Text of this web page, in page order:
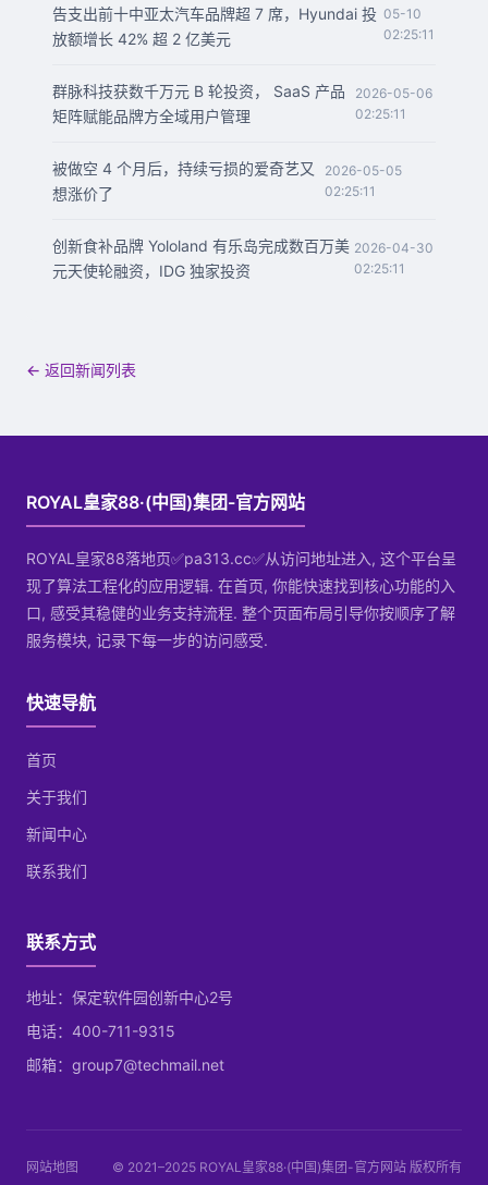
告支出前十中亚太汽车品牌超 7 席，Hyundai 投
放额增长 42% 超 2 亿美元
05-10
02:25:11
群脉科技获数千万元 B 轮投资， SaaS 产品
矩阵赋能品牌方全域用户管理
2026-05-06
02:25:11
被做空 4 个月后，持续亏损的爱奇艺又
想涨价了
2026-05-05
02:25:11
创新食补品牌 Yololand 有乐岛完成数百万美
元天使轮融资，IDG 独家投资
2026-04-30
02:25:11
← 返回新闻列表
ROYAL皇家88·(中国)集团-官方网站
ROYAL皇家88落地页✅pa313.cc✅从访问地址进入, 这个平台呈
现了算法工程化的应用逻辑. 在首页, 你能快速找到核心功能的入
口, 感受其稳健的业务支持流程. 整个页面布局引导你按顺序了解
服务模块, 记录下每一步的访问感受.
快速导航
首页
关于我们
新闻中心
联系我们
联系方式
地址：保定软件园创新中心2号
电话：400-711-9315
邮箱：group7@techmail.net
网站地图 © 2021–2025 ROYAL皇家88·(中国)集团-官方网站 版权所有